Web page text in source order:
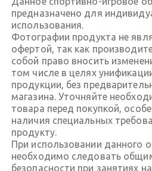
предназначено для
использования.
Фотографии продукта не
офертой, так как
собой право вносить
том числе в целях
продукции, без
магазина. Уточняйте
товара перед покупкой,
наличия специальных
продукту.
При использовании данного
необходимо следовать
безопасности при занятиях